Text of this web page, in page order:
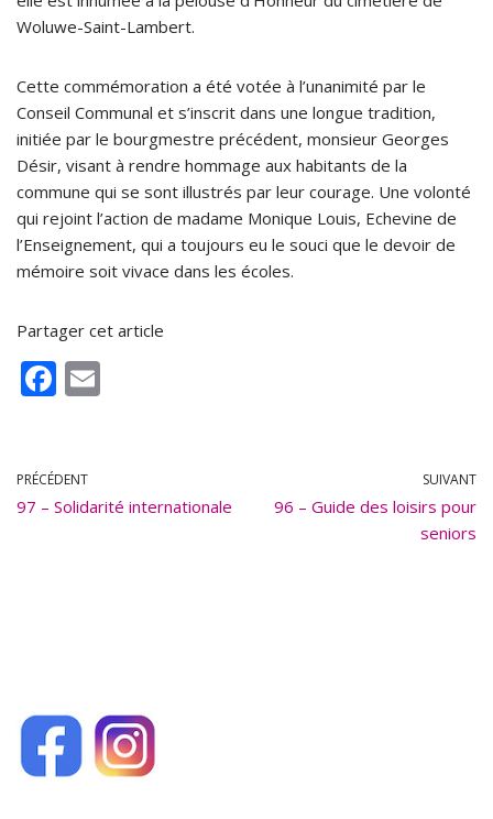
Woluwe-Saint-Lambert.
Cette commémoration a été votée à l’unanimité par le
Conseil Communal et s’inscrit dans une longue tradition,
initiée par le bourgmestre précédent, monsieur Georges
Désir, visant à rendre hommage aux habitants de la
commune qui se sont illustrés par leur courage. Une volonté
qui rejoint l’action de madame Monique Louis, Echevine de
l’Enseignement, qui a toujours eu le souci que le devoir de
mémoire soit vivace dans les écoles.
Partager cet article
F
b
o
PRÉCÉDENT
97 – Solidarité internationale
SUIVANT
96 – Guide des loisirs pour
seniors